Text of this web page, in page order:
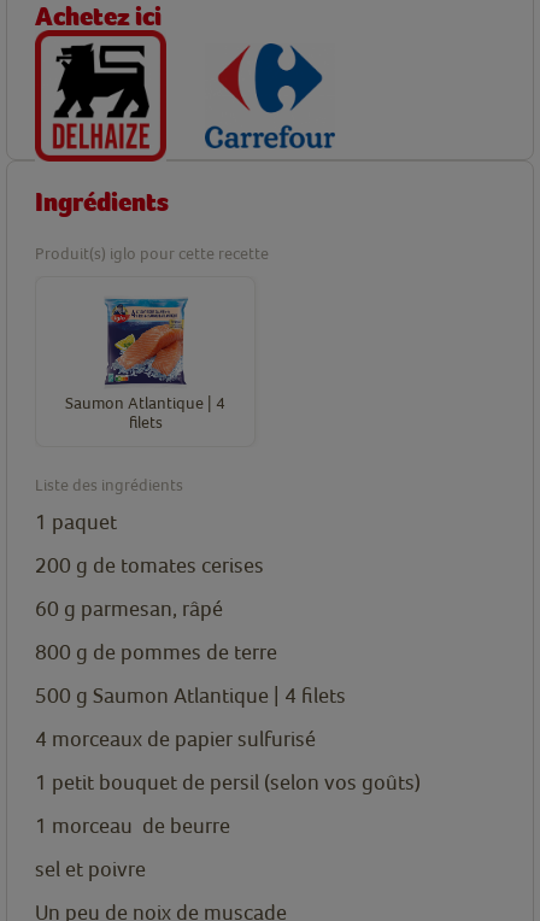
Achetez ici
Ingrédients
Produit(s) iglo pour cette recette
Saumon Atlantique | 4
filets
Liste des ingrédients
1 paquet
200 g de tomates cerises
60 g parmesan, râpé
800 g de pommes de terre
500 g Saumon Atlantique | 4 filets
4 morceaux de papier sulfurisé
1 petit bouquet de persil (selon vos goûts)
1 morceau de beurre
sel et poivre
Un peu de noix de muscade